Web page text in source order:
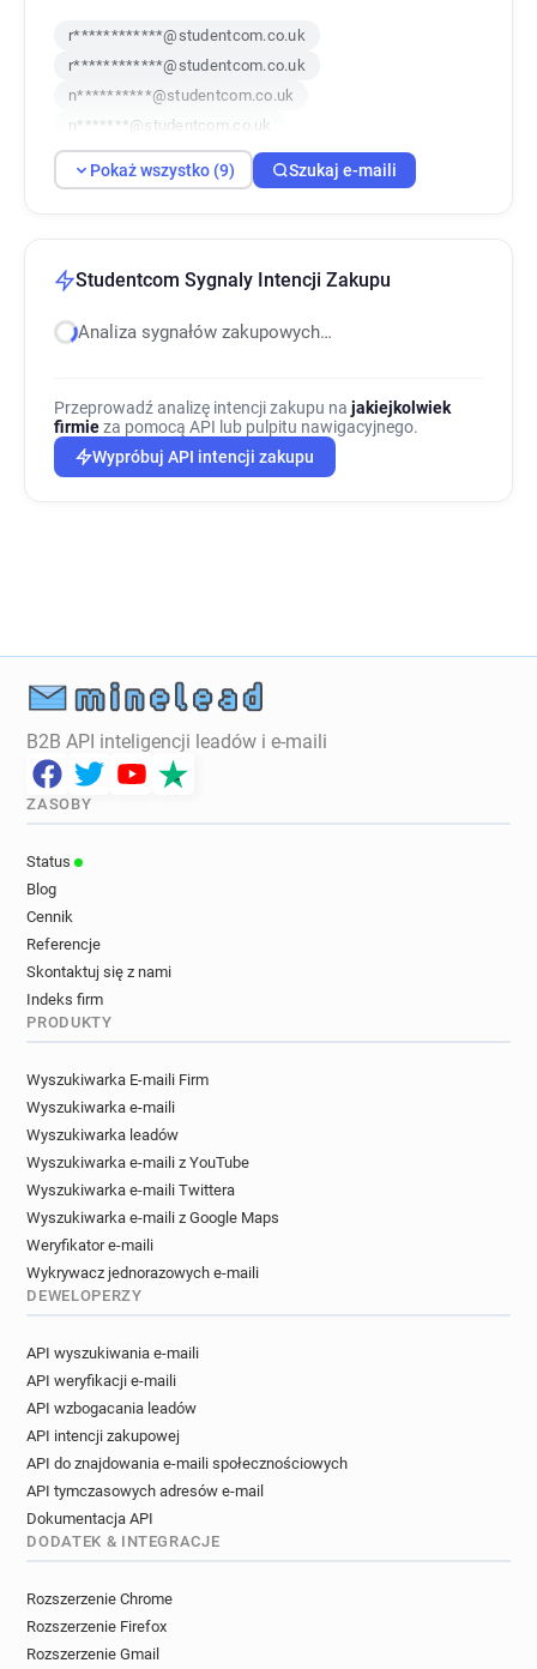
r************@studentcom.co.uk
r************@studentcom.co.uk
n**********@studentcom.co.uk
n*******@studentcom.co.uk
g*********@studentcom.co.uk
v***********@studentcom.co.uk
o*********@studentcom.co.uk
Pokaż wszystko (9) Szukaj e-maili
Studentcom Sygnaly Intencji Zakupu
Analiza sygnałów zakupowych…
Przeprowadź analizę intencji zakupu na jakiejkolwiek
firmieza pomocą API lub pulpitu nawigacyjnego.
Wypróbuj API intencji zakupu
B2B API inteligencji leadów i e-maili
ZASOBY
Status
Blog
Cennik
Referencje
Skontaktuj się z nami
Indeks firm
PRODUKTY
Wyszukiwarka E-maili Firm
Wyszukiwarka e-maili
Wyszukiwarka leadów
Wyszukiwarka e-maili z YouTube
Wyszukiwarka e-maili Twittera
Wyszukiwarka e-maili z Google Maps
Weryfikator e-maili
Wykrywacz jednorazowych e-maili
DEWELOPERZY
API wyszukiwania e-maili
API weryfikacji e-maili
API wzbogacania leadów
API intencji zakupowej
API do znajdowania e-maili społecznościowych
API tymczasowych adresów e-mail
Dokumentacja API
DODATEK & INTEGRACJE
Rozszerzenie Chrome
Rozszerzenie Firefox
Rozszerzenie Gmail